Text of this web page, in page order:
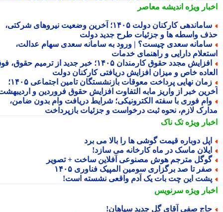
ویژهاندیشه معاصر
ساماندهی کارکنان دولت ۱۴۰۵؛ آخرین وضعیت نیروهای شرکتی،
واسطه ها و جزئیات طرح جدید دولت
سعدی چیست؟ | ورود به سامانه سعدی سهام عدالت،
دارایی و راهنمای خدمات
افزایش مجدد حقوق کارمندان ۱۴۰۵؛ خبر جدید از ترمیم حقوق، فوق
خاص و میزان افزایش دریافتی کارکنان دولت
زمان نهایی پرداخت معوقات بازنشستگان تامین اجتماعی ۱۴۰۵؛
خبر از واریز مابه التفاوت افزایش حقوق فروردین و اردیبهشت
فوری با سفته الکترونیکی؛ شرایط دریافت وام بدون ضامن،
لازم، نحوه ثبت درخواست و جزئیات بازپرداخت
ویژهتک ناک
دوباره قیمت گوشی ها را بالا می برد
ماسک در ماه کارخانه می سازد!
مترجم هوش مصنوعی آفلاین ساخت + تصویر
تا صد برگزاری سومین المپیک فناوری ۱۴۰۵
این چت بات یک آدم واقعی نشسته است!
ویژهسرنویس
صفی آقای گل جدید سپاهان!